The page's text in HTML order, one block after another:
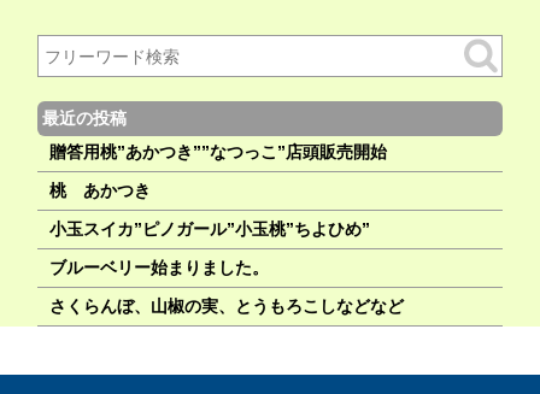
最近の投稿
贈答用桃”あかつき””なつっこ”店頭販売開始
桃 あかつき
小玉スイカ”ピノガール”小玉桃”ちよひめ”
ブルーベリー始まりました。
さくらんぼ、山椒の実、とうもろこしなどなど